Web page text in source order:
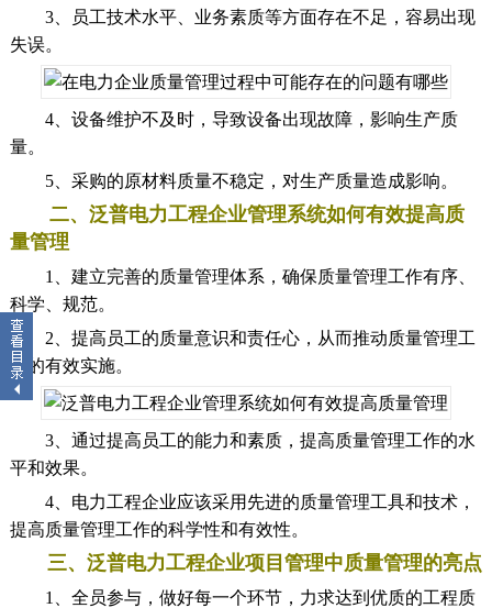
3、员工技术水平、业务素质等方面存在不足，容易出现
失误。
4、设备维护不及时，导致设备出现故障，影响生产质
量。
5、采购的原材料质量不稳定，对生产质量造成影响。
二、泛普电力工程企业管理系统如何有效提高质
量管理
1、建立完善的质量管理体系，确保质量管理工作有序、
科学、规范。
2、提高员工的质量意识和责任心，从而推动质量管理工
作的有效实施。
3、通过提高员工的能力和素质，提高质量管理工作的水
平和效果。
4、电力工程企业应该采用先进的质量管理工具和技术，
提高质量管理工作的科学性和有效性。
三、泛普电力工程企业项目管理中质量管理的亮点
1、全员参与，做好每一个环节，力求达到优质的工程质